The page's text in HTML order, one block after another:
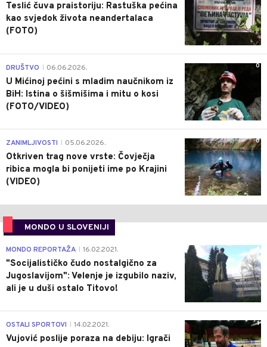
Teslić čuva praistoriju: Rastuška pećina
kao svjedok života neandertalaca
(FOTO)
0
DRUŠTVO 06.06.2026.
U Mićinoj pećini s mladim naučnikom iz
BiH: Istina o šišmišima i mitu o kosi
(FOTO/VIDEO)
0
ZANIMLJIVOSTI 05.06.2026.
Otkriven trag nove vrste: Čovječja
ribica mogla bi ponijeti ime po Krajini
(VIDEO)
MONDO U SLOVENIJI
4
MONDO REPORTAŽA 16.02.2021.
"Socijalističko čudo nostalgično za
Jugoslavijom": Velenje je izgubilo naziv,
ali je u duši ostalo Titovo!
1
OSTALI SPORTOVI 14.02.2021.
Vujović poslije poraza na debiju: Igrači